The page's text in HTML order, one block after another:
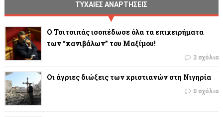
ΤΥΧΑΙΕΣ ΑΝΑΡΤΗΣΕΙΣ
Ο Τσιτσιπάς ισοπέδωσε όλα τα επιχειρήματα
των “κανιβάλων” του Μαξίμου!
2 σχόλια
Οι άγριες διώξεις των χριστιανών στη Νιγηρία
0 σχόλια